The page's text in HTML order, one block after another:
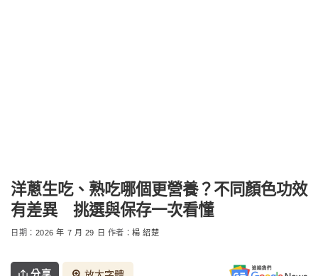
洋蔥生吃、熟吃哪個更營養？不同顏色功效
有差異 挑選與保存一次看懂
日期： 2026 年 7 月 29 日 作者：楊 紹楚